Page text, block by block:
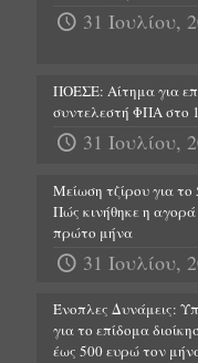
31 Ιουλίου,
ΠΟΕΣΕ: Αίτημα για
συντελεστή ΦΠΑ στο
31 Ιουλίου,
Μείωση τζίρου για
Πώς κινήθηκε η αγορά
πρώτο μήνα
31 Ιουλίου,
Ένοπλες Δυνάμεις:
για το επίδομα
έως 500 ευρώ τον